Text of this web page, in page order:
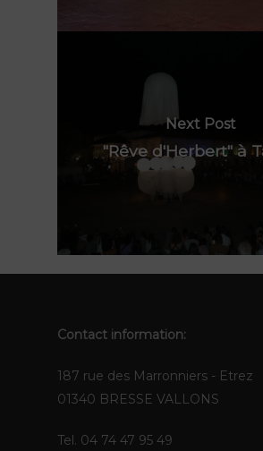
Next Post
"Rêve d'Herbert" à
Contact information:
187 rue des Marronniers - Etrez
01340 BRESSE VALLONS
Tel. 04 74 47 95 49
EN